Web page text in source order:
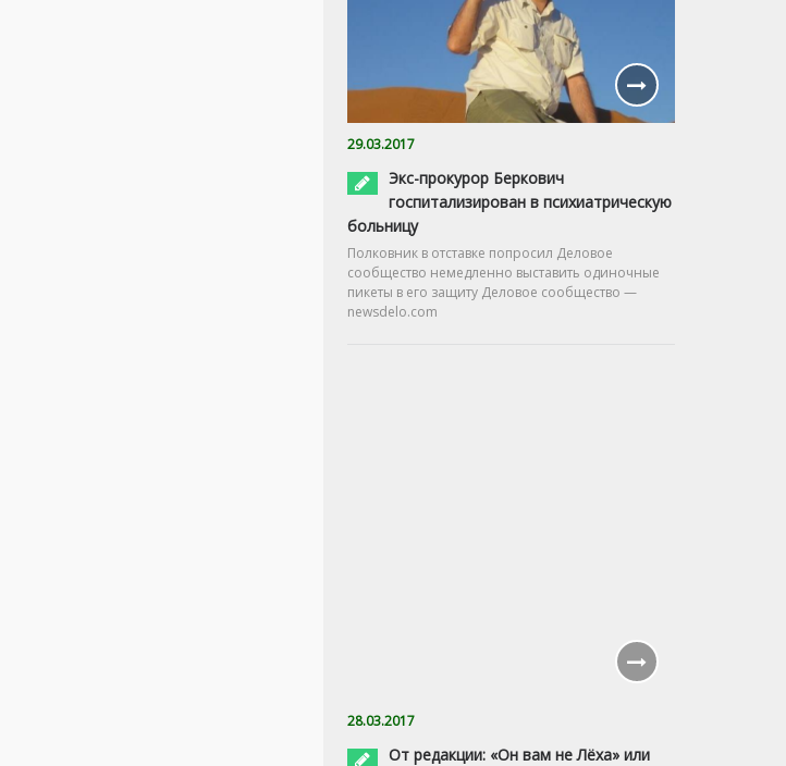
29.03.2017
Экс-прокурор Беркович
госпитализирован в психиатрическую
больницу
Полковник в отставке попросил Деловое
сообщество немедленно выставить одиночные
пикеты в его защиту Деловое сообщество —
newsdelo.com
28.03.2017
От редакции: «Он вам не Лёха» или